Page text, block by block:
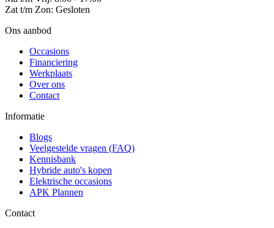
Zat t/m Zon: Gesloten
Ons aanbod
Occasions
Financiering
Werkplaats
Over ons
Contact
Informatie
Blogs
Veelgestelde vragen (FAQ)
Kennisbank
Hybride auto's kopen
Elektrische occasions
APK Plannen
Contact